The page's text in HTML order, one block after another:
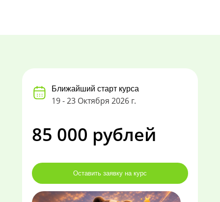
Ближайший старт курса
19 - 23 Октября 2026 г.
85 000 рублей
Оставить заявку на курс